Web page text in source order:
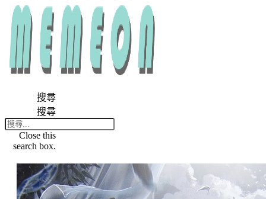
搜尋
搜尋
Close this
search box.